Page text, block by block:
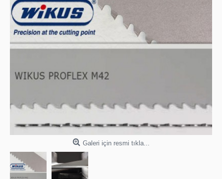
Galeri için resmi tıkla...